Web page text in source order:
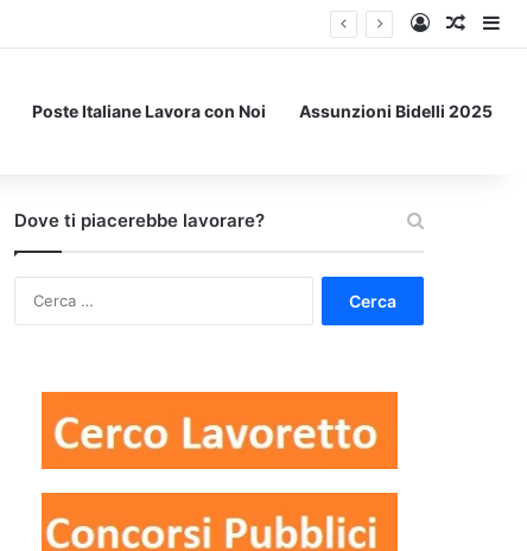
Accedi
Un
Poste Italiane Lavora con Noi Assunzioni Bidelli 2025
Dove ti piacerebbe lavorare?